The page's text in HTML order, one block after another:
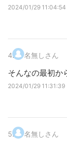
2024/01/29 11:04:54
4. 名無しさん
そんなの最初か
2024/01/29 11:31:39
5. 名無しさん